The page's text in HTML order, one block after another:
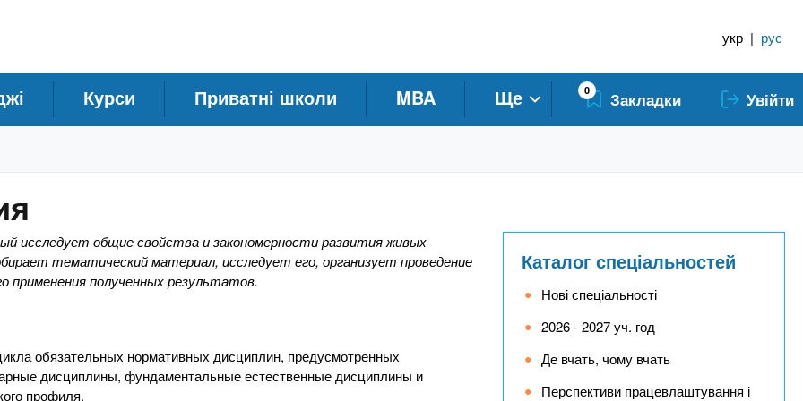
укр | рус
Курси Приватні школи MBA Ще 0 Закладки Увійти
исследует общие свойства и закономерности развития живых
тематический материал, исследует его, организует проведение
применения полученных результатов.
обязательных нормативных дисциплин, предусмотренных
дисциплины, фундаментальные естественные дисциплины и
профиля.
Каталог спеціальностей
Нові спеціальності
2026 - 2027 уч. год
Де вчать, чому вчать
Перспективи працевлаштування і